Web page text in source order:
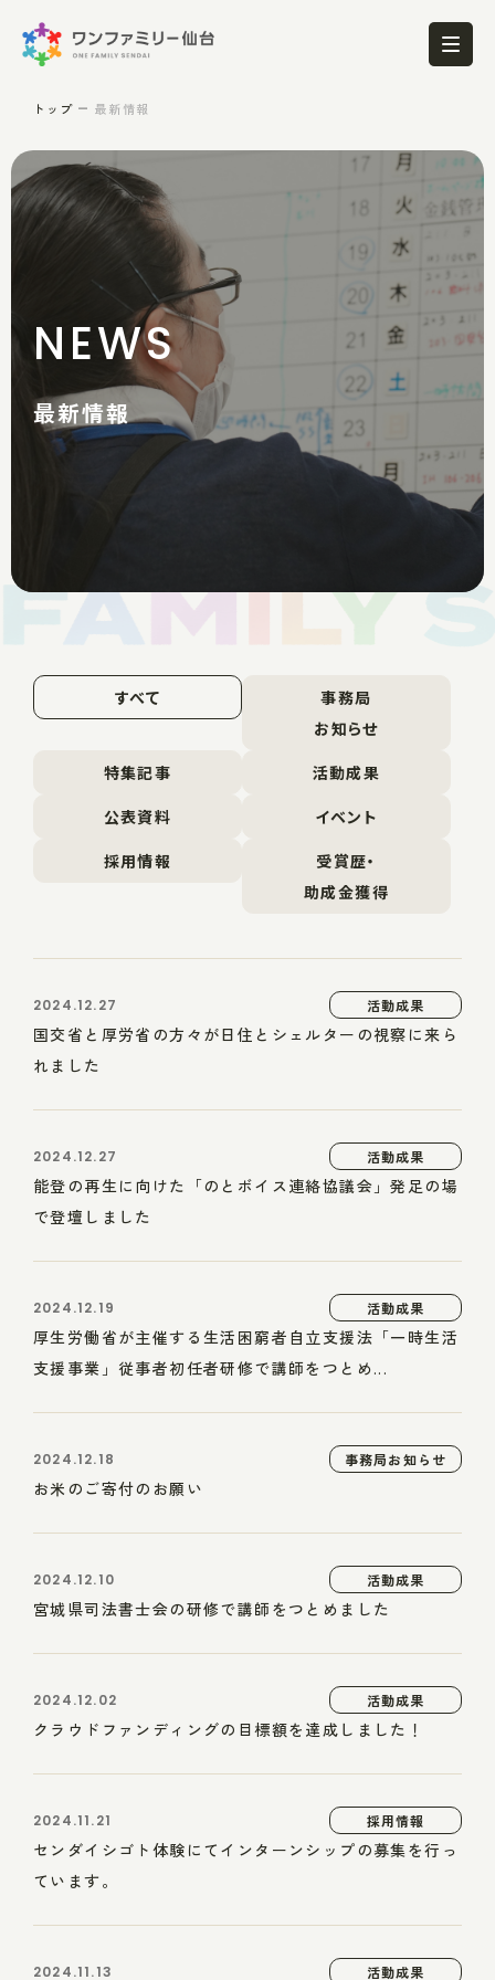
トップ 最新情報
NEWS
最新情報
すべて
事務局
お知らせ
特集記事
活動成果
公表資料
イベント
採用情報
受賞歴・
助成金獲得
2024.12.27 活動成果
国交省と厚労省の方々が日住とシェルターの視察に来ら
れました
2024.12.27 活動成果
能登の再生に向けた「のとボイス連絡協議会」発足の場
で登壇しました
2024.12.19 活動成果
厚生労働省が主催する生活困窮者自立支援法「一時生活
支援事業」従事者初任者研修で講師をつとめ...
2024.12.18 事務局お知らせ
お米のご寄付のお願い
2024.12.10 活動成果
宮城県司法書士会の研修で講師をつとめました
2024.12.02 活動成果
クラウドファンディングの目標額を達成しました！
2024.11.21 採用情報
センダイシゴト体験にてインターンシップの募集を行っ
ています。
2024.11.13 活動成果